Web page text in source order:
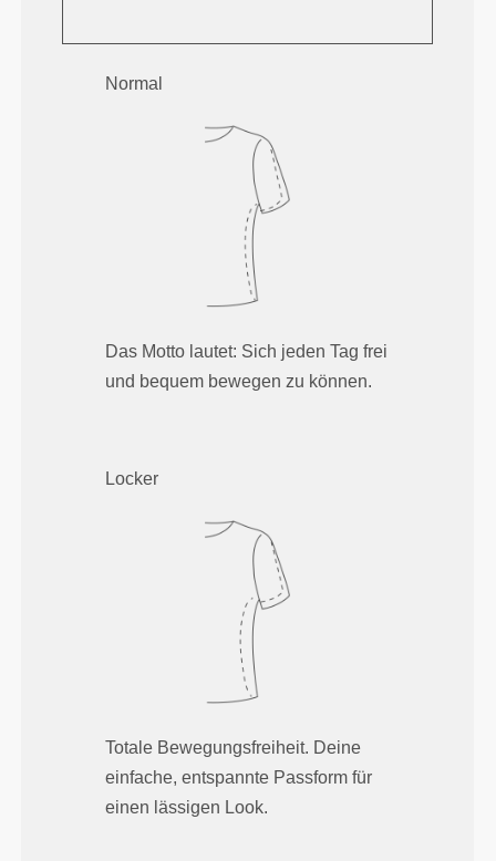
Normal
Das Motto lautet: Sich jeden Tag frei
und bequem bewegen zu können.
Locker
Totale Bewegungsfreiheit. Deine
einfache, entspannte Passform für
einen lässigen Look.